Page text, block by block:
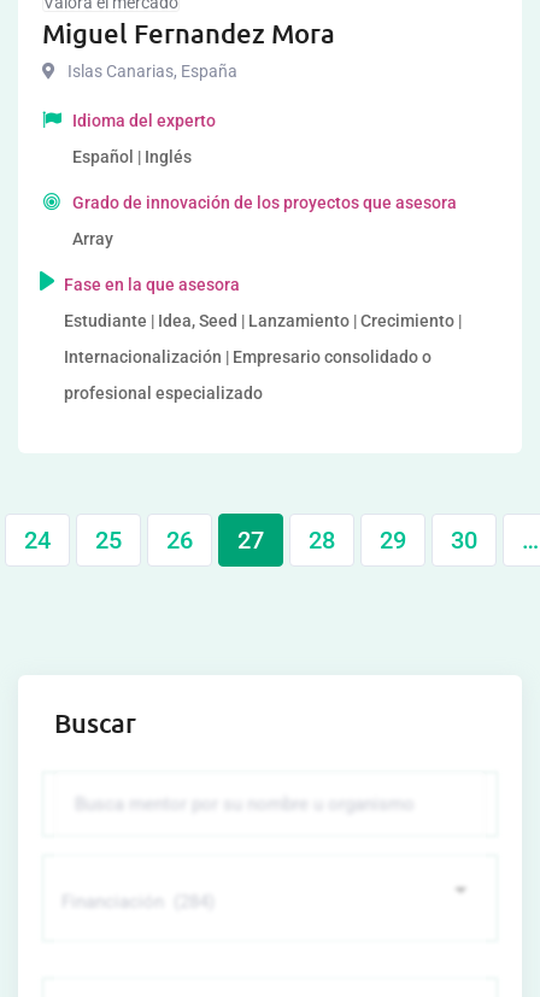
Miguel Fernandez Mora
Islas Canarias, España
Idioma del experto
Español | Inglés
Grado de innovación de los proyectos que asesora
Array
Fase en la que asesora
Estudiante | Idea, Seed | Lanzamiento | Crecimiento |
Internacionalización | Empresario consolidado o
profesional especializado
24 25 26 27 28 29 30 …
Buscar